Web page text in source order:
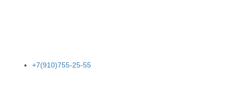
+7(910)755-25-55